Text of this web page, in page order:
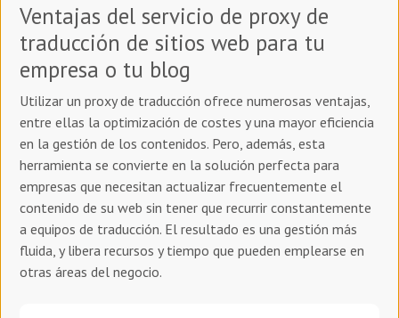
Ventajas del servicio de proxy de
traducción de sitios web para tu
empresa o tu blog
Utilizar un proxy de traducción ofrece numerosas ventajas,
entre ellas la optimización de costes y una mayor eficiencia
en la gestión de los contenidos. Pero, además, esta
herramienta se convierte en la solución perfecta para
empresas que necesitan actualizar frecuentemente el
contenido de su web sin tener que recurrir constantemente
a equipos de traducción. El resultado es una gestión más
fluida, y libera recursos y tiempo que pueden emplearse en
otras áreas del negocio.